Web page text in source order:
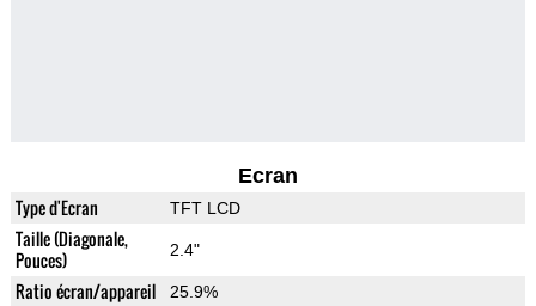
Ecran
Type d'Ecran TFT LCD
Taille (Diagonale,
Pouces)
2.4"
Ratio écran/appareil 25.9%